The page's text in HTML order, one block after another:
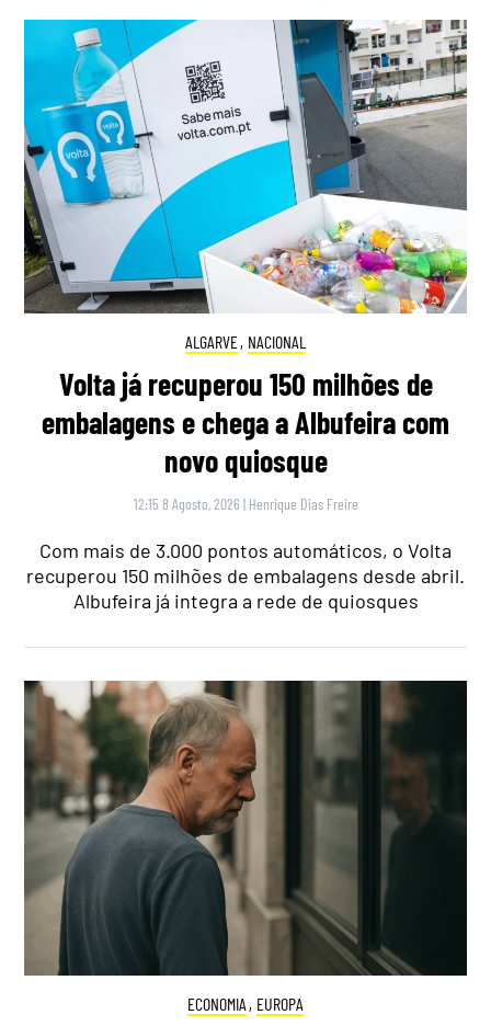
ALGARVE, NACIONAL
Volta já recuperou 150 milhões de
embalagens e chega a Albufeira com
novo quiosque
12:15 8 Agosto, 2026 | Henrique Dias Freire
Com mais de 3.000 pontos automáticos, o Volta
recuperou 150 milhões de embalagens desde abril.
Albufeira já integra a rede de quiosques
ECONOMIA , EUROPA